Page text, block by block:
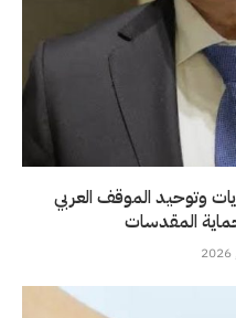
وتوحيد الموقف العربي
المقدسات